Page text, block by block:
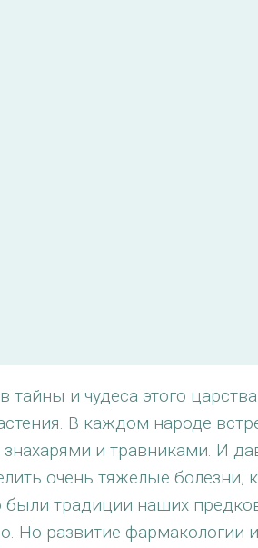
и чудеса этого
В каждом народе
и травниками. И
очень тяжелые болезни,
традиции наших
Но развитие фармакологии